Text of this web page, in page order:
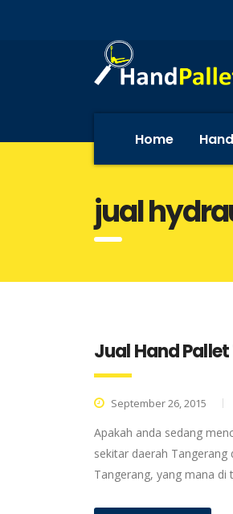
Home
jual
Jual Hand
September 26, 2015
Apakah anda sedang
sekitar daerah Tangerang
Tangerang, yang mana di